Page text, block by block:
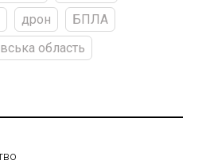
дрон
БПЛА
область